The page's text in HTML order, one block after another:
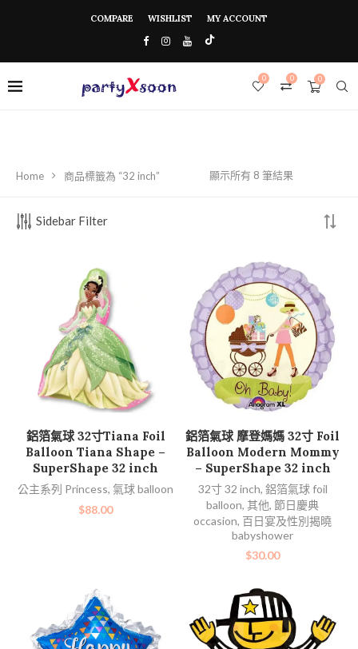
COMPARE WISHLIST MY ACCOUNT
0
0
0
Home 商品標籤為 “32 inch” 顯示所有 8 筆結果
Sidebar Filter
加入購物車
鋁箔氣球 32寸Tiana Foil
Balloon Tiana Shape –
SuperShape 32 inch
公主系列 Princess, 氣球 balloon
$88.00
加入購物車
鋁箔氣球 摩登媽媽 32寸 Foil
Balloon Modern Mommy
– SuperShape 32 inch
32寸 32 inch, 鋁箔氣球 foil
balloon, 其他, 節日慶典
occasion, 百日宴及性別揭曉
babyshower
$30.00